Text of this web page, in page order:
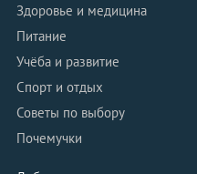
Здоровье и медицина
Питание
Учёба и развитие
Спорт и отдых
Советы по выбору
Почемучки